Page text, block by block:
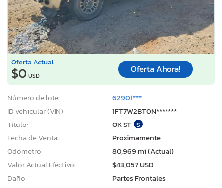
Oferta Actual
$0 USD
Oferta Ahora!
Número de lote:
62901***
ID vehicular (VIN):
1FT7W2BT0N*******
Título:
OK ST S
Fecha de Venta:
Proximamente
Odómetro:
80,969 mi (Actual)
Valor Actual Efectivo:
$43,057 USD
Daño:
Partes Frontales